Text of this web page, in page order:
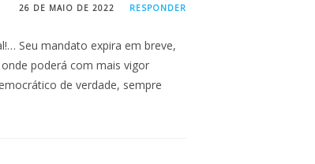
26 DE MAIO DE 2022 RESPONDER
Seu mandato expira em breve,
poderá com mais vigor
de verdade, sempre